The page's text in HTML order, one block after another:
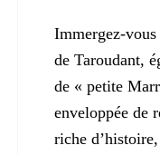
Immergez-
de Taroudant,
de « petite
enveloppée de
riche